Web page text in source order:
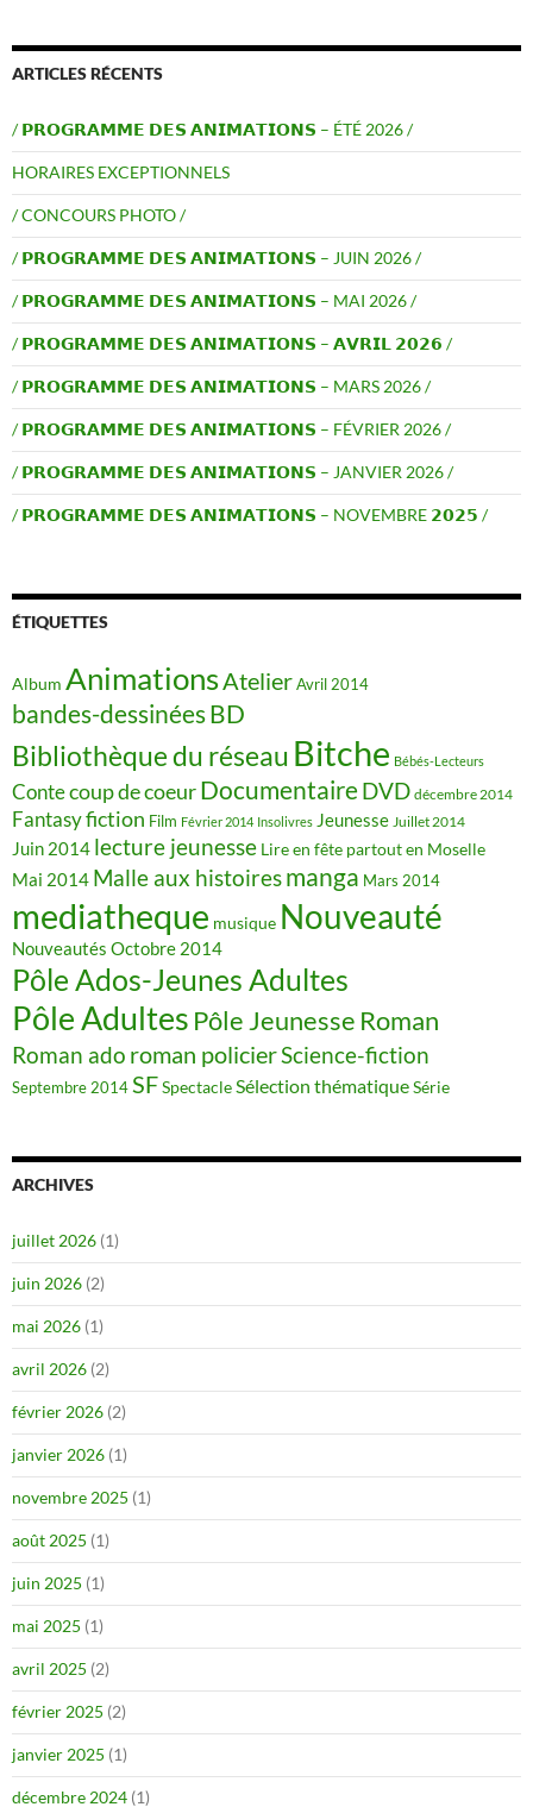
ARTICLES RÉCENTS
/ 𝗣𝗥𝗢𝗚𝗥𝗔𝗠𝗠𝗘 𝗗𝗘𝗦 𝗔𝗡𝗜𝗠𝗔𝗧𝗜𝗢𝗡𝗦 – ÉTÉ 2026 /
HORAIRES EXCEPTIONNELS
/ CONCOURS PHOTO /
/ 𝗣𝗥𝗢𝗚𝗥𝗔𝗠𝗠𝗘 𝗗𝗘𝗦 𝗔𝗡𝗜𝗠𝗔𝗧𝗜𝗢𝗡𝗦 – JUIN 2026 /
/ 𝗣𝗥𝗢𝗚𝗥𝗔𝗠𝗠𝗘 𝗗𝗘𝗦 𝗔𝗡𝗜𝗠𝗔𝗧𝗜𝗢𝗡𝗦 – MAI 2026 /
/ 𝗣𝗥𝗢𝗚𝗥𝗔𝗠𝗠𝗘 𝗗𝗘𝗦 𝗔𝗡𝗜𝗠𝗔𝗧𝗜𝗢𝗡𝗦 – 𝗔𝗩𝗥𝗜𝗟 𝟮𝟬𝟮𝟲 /
/ 𝗣𝗥𝗢𝗚𝗥𝗔𝗠𝗠𝗘 𝗗𝗘𝗦 𝗔𝗡𝗜𝗠𝗔𝗧𝗜𝗢𝗡𝗦 – MARS 2026 /
/ 𝗣𝗥𝗢𝗚𝗥𝗔𝗠𝗠𝗘 𝗗𝗘𝗦 𝗔𝗡𝗜𝗠𝗔𝗧𝗜𝗢𝗡𝗦 – FÉVRIER 2026 /
/ 𝗣𝗥𝗢𝗚𝗥𝗔𝗠𝗠𝗘 𝗗𝗘𝗦 𝗔𝗡𝗜𝗠𝗔𝗧𝗜𝗢𝗡𝗦 – JANVIER 2026 /
/ 𝗣𝗥𝗢𝗚𝗥𝗔𝗠𝗠𝗘 𝗗𝗘𝗦 𝗔𝗡𝗜𝗠𝗔𝗧𝗜𝗢𝗡𝗦 – NOVEMBRE 𝟮𝟬𝟮𝟱 /
ÉTIQUETTES
Album AnimationsAtelierAvril 2014
bandes-dessinéesBD
Bibliothèque du réseau Bitche Bébés-Lecteurs
Contecoup de coeurDocumentaireDVD décembre 2014
Fantasyfiction Film Février 2014 Insolivres Jeunesse Juillet 2014
Juin 2014 lecture jeunesse Lire en fête partout en Moselle
Mai 2014 Malle aux histoiresmanga Mars 2014
mediatheque musique Nouveauté
Nouveautés Octobre 2014
Pôle Ados-Jeunes Adultes
Pôle Adultes Pôle Jeunesse Roman
Roman ado roman policierScience-fiction
Septembre 2014SFSpectacleSélection thématiqueSérie
ARCHIVES
juillet 2026 (1)
juin 2026 (2)
mai 2026 (1)
avril 2026 (2)
février 2026 (2)
janvier 2026 (1)
novembre 2025 (1)
août 2025 (1)
juin 2025 (1)
mai 2025 (1)
avril 2025 (2)
février 2025 (2)
janvier 2025 (1)
décembre 2024 (1)